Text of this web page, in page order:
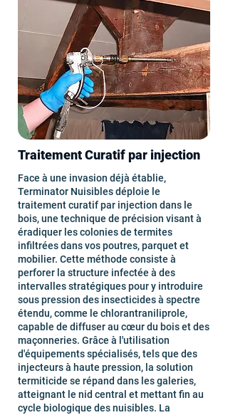
Traitement Curatif par injection
Face à une invasion déjà établie,
Terminator Nuisibles déploie le
traitement curatif par injection dans le
bois, une technique de précision visant à
éradiquer les colonies de termites
infiltrées dans vos poutres, parquet et
mobilier. Cette méthode consiste à
perforer la structure infectée à des
intervalles stratégiques pour y introduire
sous pression des insecticides à spectre
étendu, comme le chlorantraniliprole,
capable de diffuser au cœur du bois et des
maçonneries. Grâce à l'utilisation
d'équipements spécialisés, tels que des
injecteurs à haute pression, la solution
termiticide se répand dans les galeries,
atteignant le nid central et mettant fin au
cycle biologique des nuisibles. La